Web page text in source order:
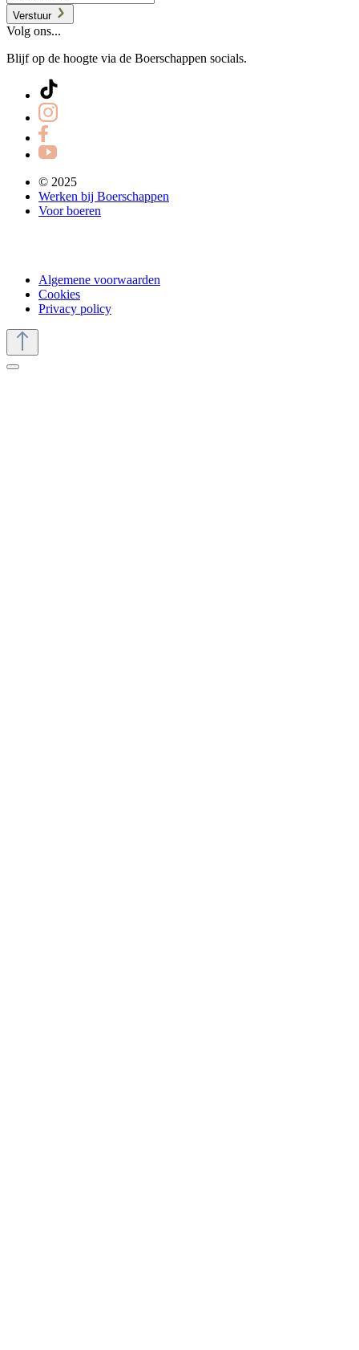
Verstuur
Volg ons...
Blijf op de hoogte via de Boerschappen socials.
© 2025
Werken bij Boerschappen
Voor boeren
Algemene voorwaarden
Cookies
Privacy policy